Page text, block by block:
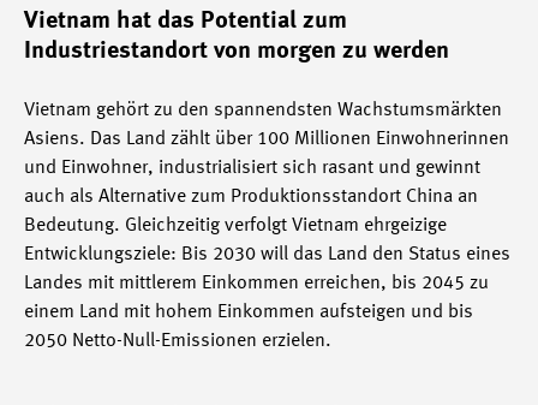
Vietnam hat das Potential zum
Industriestandort von morgen zu werden
Vietnam gehört zu den spannendsten Wachstumsmärkten
Asiens. Das Land zählt über 100 Millionen Einwohnerinnen
und Einwohner, industrialisiert sich rasant und gewinnt
auch als Alternative zum Produktionsstandort China an
Bedeutung. Gleichzeitig verfolgt Vietnam ehrgeizige
Entwicklungsziele: Bis 2030 will das Land den Status eines
Landes mit mittlerem Einkommen erreichen, bis 2045 zu
einem Land mit hohem Einkommen aufsteigen und bis
2050 Netto-Null-Emissionen erzielen.